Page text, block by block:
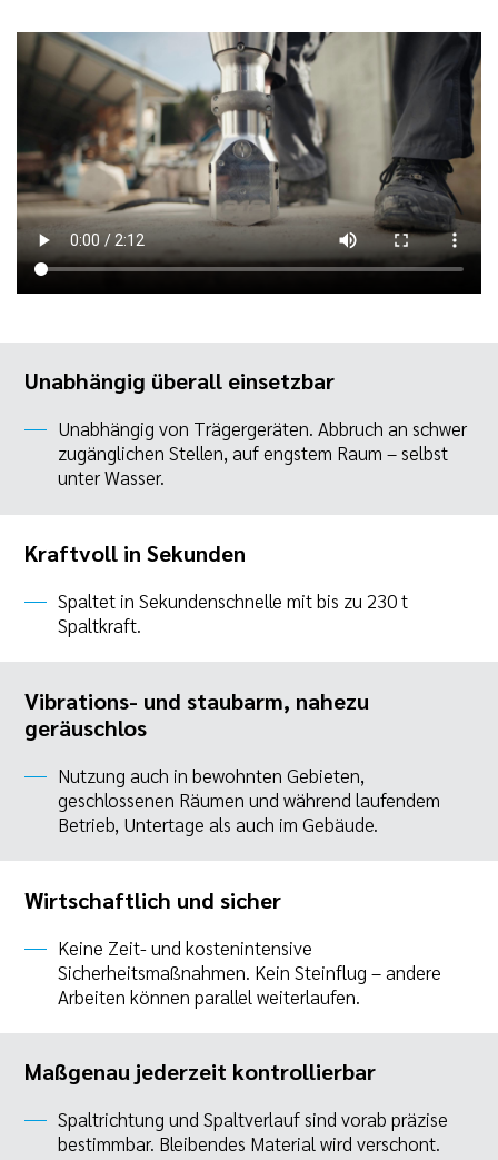
Unabhängig überall einsetzbar
Unabhängig von Trägergeräten. Abbruch an schwer
zugänglichen Stellen, auf engstem Raum – selbst
unter Wasser.
Kraftvoll in Sekunden
Spaltet in Sekundenschnelle mit bis zu 230 t
Spaltkraft.
Vibrations- und staubarm, nahezu
geräuschlos
Nutzung auch in bewohnten Gebieten,
geschlossenen Räumen und während laufendem
Betrieb, Untertage als auch im Gebäude.
Wirtschaftlich und sicher
Keine Zeit- und kostenintensive
Sicherheitsmaßnahmen. Kein Steinflug – andere
Arbeiten können parallel weiterlaufen.
Maßgenau jederzeit kontrollierbar
Spaltrichtung und Spaltverlauf sind vorab präzise
bestimmbar. Bleibendes Material wird verschont.